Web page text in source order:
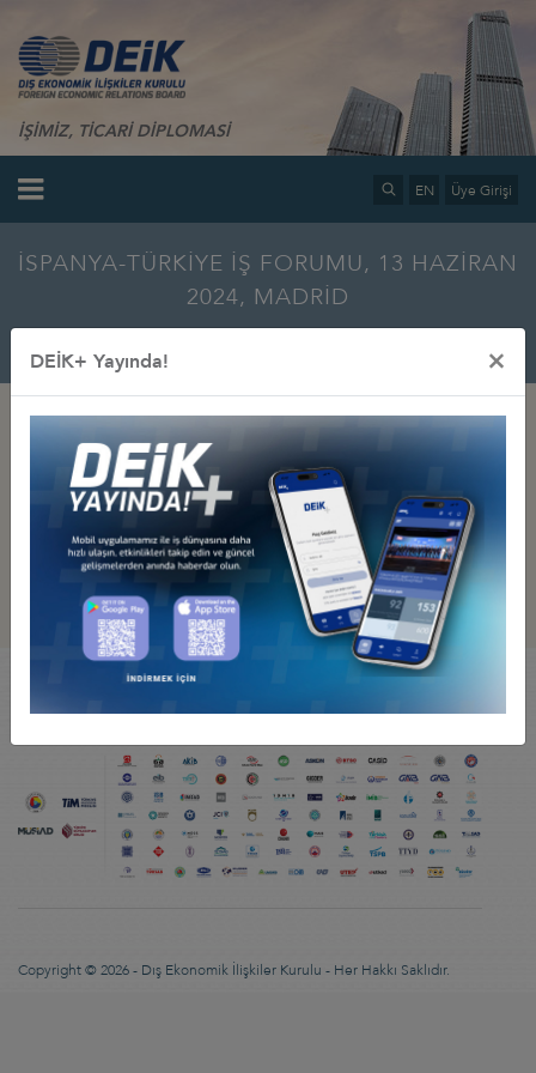
İŞİMİZ, TİCARİ DİPLOMASİ
EN Üye Girişi
İSPANYA-TÜRKİYE İŞ FORUMU, 13 HAZİRAN
2024, MADRİD
92 KURUCU KURULUŞUMUZ VE KURUMSAL
ÜYELERİMİZ İLE ÇOK DAHA GÜÇLÜYÜZ...
Copyright © 2026 - Dış Ekonomik İlişkiler Kurulu - Her Hakkı Saklıdır.
DEİK+ Yayında! ×